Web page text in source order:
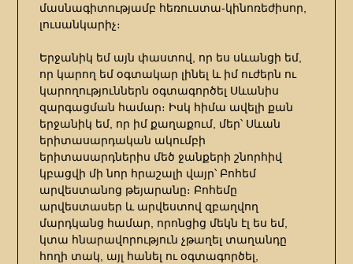
մասնագիտությամբ հեռուստա-կինոռեժիսոր,
լուսանկարիչ։
Երջանիկ եմ այն փաստով, որ ես սևանցի եմ,
որ կարող եմ օգտակար լինել և իմ ուժերն ու
կարողություններն օգտագործել Սևանիս
զարգացման համար։ Իսկ հիմա ավելի քան
երջանիկ եմ, որ իմ քաղաքում, մեր՝ Սևան
երիտասարդական ակումբի
երիտասարդներիս մեծ ջանքերի շնորհիվ
կբացվի մի նոր հրաշալի վայր՝ Բոհեմ
արվեստանոց թեյարանը։ Բոհեմը
արվեստասեր և արվեստով զբաղվող
մարդկանց համար, որոնցից մեկն էլ ես եմ,
կտա հնարավորություն չթաղել տաղանդը
հողի տակ, այլ հանել ու օգտագործել,